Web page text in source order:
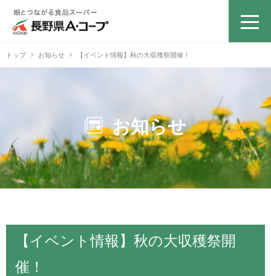
トップ お知らせ 【イベント情報】秋の大収穫祭開催！
お知らせ
【イベント情報】秋の大収穫祭開
催！